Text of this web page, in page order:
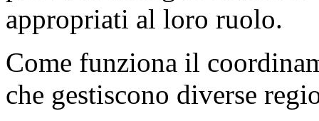
appropriati al loro ruolo.
Come funziona il
che gestiscono diverse